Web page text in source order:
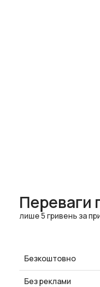
Переваги
лише 5 гривень за
Безкоштовно
Без реклами